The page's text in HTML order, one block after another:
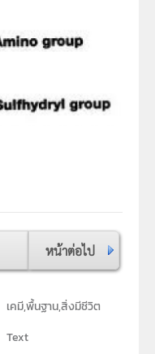
หน้าต่อไป
เคมี,พื้นฐาน,สิ่งมีชีวิต
Text